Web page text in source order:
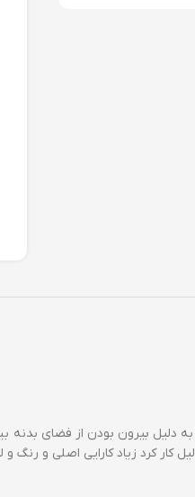
دلیل بیرون بودن از فضای بدنه
کار کرد زیاد کارایی اصلی و